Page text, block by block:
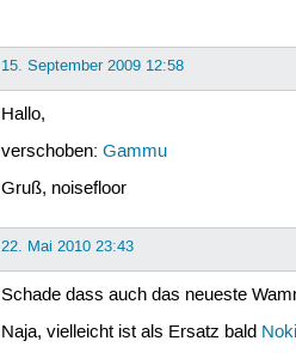
15. September 2009 12:58
Hallo,
verschoben: Gammu
Gruß, noisefloor
22. Mai 2010 23:43
Schade dass auch das neueste
Naja, vielleicht ist als Ersatz bald